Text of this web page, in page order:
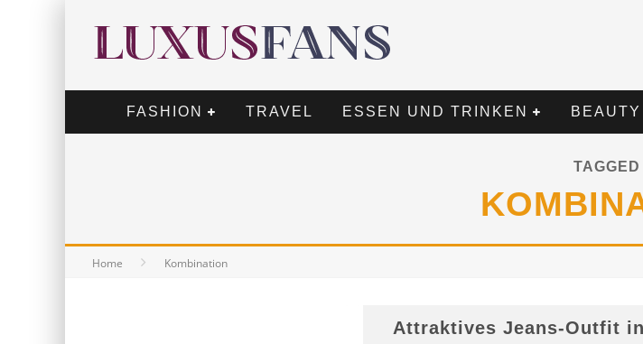
FASHION TRAVEL ESSEN UND TRINKEN BEAUTY
TAGGED
Home Kombination
Attraktives Jeans-Outfit